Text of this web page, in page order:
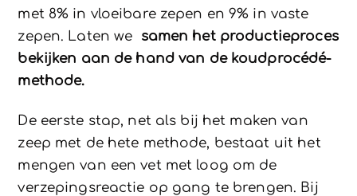
met 8% in vloeibare zepen en 9% in vaste
zepen. Laten we samen het productieproces
bekijken aan de hand van de koudprocédé-
methode.
De eerste stap, net als bij het maken van
zeep met de hete methode, bestaat uit het
mengen van een vet met loog om de
verzepingsreactie op gang te brengen. Bij